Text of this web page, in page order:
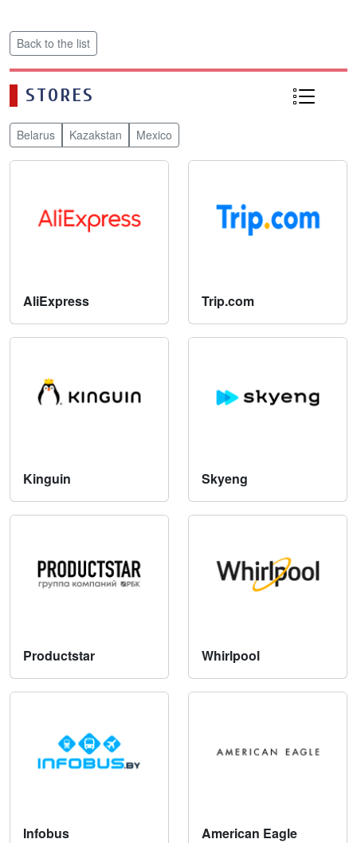
Back to the list
STORES
Belarus Kazakstan Mexico
AliExpress Trip.com
Kinguin Skyeng
Productstar Whirlpool
Infobus American Eagle